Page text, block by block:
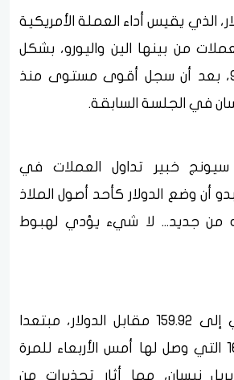
الذي يقيس أداء العملة الأمريكية
من بينها الين واليورو، بشكل
طفيف إلى 99.45، بعد أن سجل أقوى مستوى منذ
في الجلسة السابقة.
خبير تداول العملات في
أن وضع الدولار كأحد أصول الملاذ
من جديد... لا شيء يؤدي لهبوط
ووصل الين الياباني إلى 159.92 مقابل الدولار، مبتعدا
قليلا عن عتبة 160 التي وصل لها أمس الأربعاء للمرة
منذ 30 أبريل نيسان، مما أثار تحذيرات من